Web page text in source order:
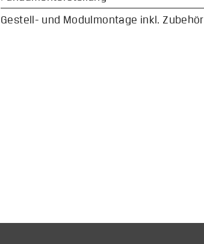
Gestell- und Modulmontage inkl. Zubehör